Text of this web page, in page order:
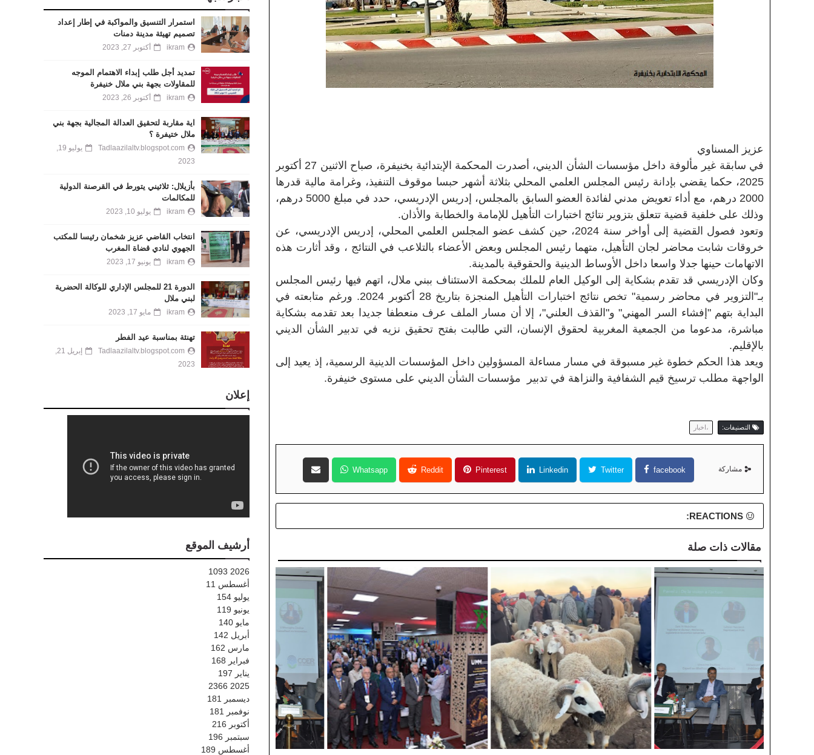
عزيز المسناوي
في سابقة غير مألوفة داخل مؤسسات الشأن الديني، أصدرت المحكمة الإبتدائية بخنيفرة، صباح الاثنين 27 أكتوبر
2025، حكما يقضي بإدانة رئيس المجلس العلمي المحلي بثلاثة أشهر حبسا موقوف التنفيذ، وغرامة مالية قدرها
2000 درهم، مع أداء تعويض مدني لفائدة العضو السابق بالمجلس، إدريس الإدريسي، حدد في مبلغ 5000 درهم،
وذلك على خلفية قضية تتعلق بتزوير نتائج اختبارات التأهيل للإمامة والخطابة والأذان.
وتعود فصول القضية إلى أواخر سنة 2024، حين كشف عضو المجلس العلمي المحلي، إدريس الإدريسي، عن
خروقات شابت محاضر لجان التأهيل، متهما رئيس المجلس وبعض الأعضاء بالتلاعب في النتائج ، وقد أثارت هذه
الاتهامات حينها جدلا واسعا داخل الأوساط الدينية والحقوقية بالمدينة.
وكان الإدريسي قد تقدم بشكاية إلى الوكيل العام للملك بمحكمة الاستئناف ببني ملال، اتهم فيها رئيس المجلس
بـ"التزوير في محاضر رسمية" تخص نتائج اختبارات التأهيل المنجزة بتاريخ 28 أكتوبر 2024. ورغم متابعته في
البداية بتهم "إفشاء السر المهني" و"القذف العلني"، إلا أن مسار الملف عرف منعطفا جديدا بعد تقدمه بشكاية
مباشرة، مدعوما من الجمعية المغربية لحقوق الإنسان، التي طالبت بفتح تحقيق نزيه في تدبير الشأن الديني
بالإقليم.
ويعد هذا الحكم خطوة غير مسبوقة في مسار مساءلة المسؤولين داخل المؤسسات الدينية الرسمية، إذ يعيد إلى
الواجهة مطلب ترسيخ قيم الشفافية والنزاهة في تدبير مؤسسات الشأن الديني على مستوى خنيفرة.
التصنيفات: ،اخبار
مشاركة facebook
Twitter
Linkedin
Pinterest
Reddit
Whatsapp
REACTIONS:
مقالات ذات صلة
استمرار التنسيق والمواكبة في إطار إعداد
تصميم تهيئة مدينة دمنات
ikram أكتوبر 27, 2023
تمديد أجل طلب إبداء الاهتمام الموجه
للمقاولات بجهة بني ملال خنيفرة
ikram أكتوبر 26, 2023
اية مقاربة لتحقيق العدالة المجالية بجهة بني
ملال ختيفرة ؟
Tadlaazilaltv.blogspot.com
يوليو 19,
2023
بأزيلال: ثلاثيني يتورط في القرصنة الدولية
للمكالمات
ikram يوليو 10, 2023
انتخاب القاضي عزيز شخمان رئيسا للمكتب
الجهوي لنادي قضاة المغرب
ikram يونيو 17, 2023
الدورة 21 للمجلس الإداري للوكالة الحضرية
لبني ملال
ikram مايو 17, 2023
تهنئة بمناسبة عيد الفطر
Tadlaazilaltv.blogspot.com
إبريل 21,
2023
إعلان
أرشيف الموقع
2026
1093
أغسطس 11
يوليو 154
يونيو 119
مايو 140
أبريل 142
مارس 162
فبراير 168
يناير 197
2025
2366
ديسمبر
181
نوفمبر
181
أكتوبر 216
سبتمبر 196
أغسطس 189